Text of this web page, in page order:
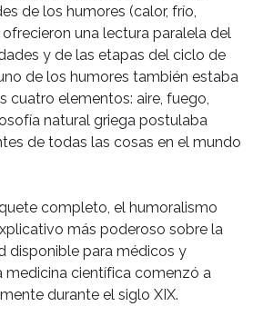
de los humores (calor, frío,
una lectura paralela del
y de las etapas del ciclo de
de los humores también estaba
cuatro elementos: aire, fuego,
natural griega postulaba
de todas las cosas en el mundo
completo, el humoralismo
más poderoso sobre la
disponible para médicos y
medicina científica comenzó a
durante el siglo XIX.